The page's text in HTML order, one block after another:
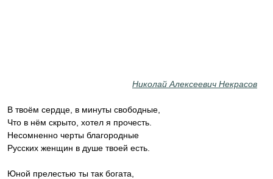
Николай Алексеевич Некрасов
В твоём сердце, в минуты свободные,
Что в нём скрыто, хотел я прочесть.
Несомненно черты благородные
Русских женщин в душе твоей есть.
Юной прелестью ты так богата,